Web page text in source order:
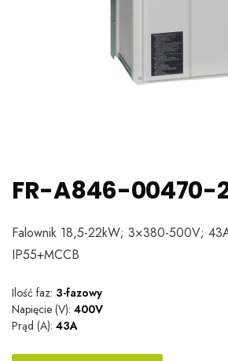
FR-A846-00470-
Falownik 18,5-22kW; 3×380-500V;
IP55+MCCB
Ilość faz: 3-fazowy
Napięcie (V): 400V
Prąd (A): 43A